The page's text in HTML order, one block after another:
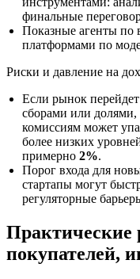
финальные
Показные агенты по
платформами по
Риски и давление на
Если рынок
сборами или
комиссиям может
более низких
примерно 2%.
Порог входа для
стартапы могут
регуляторные
Практические
покупателей,